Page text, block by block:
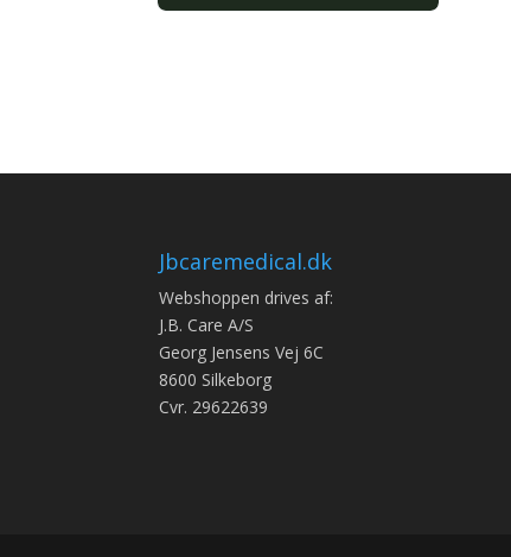
Jbcaremedical.dk
Webshoppen drives af:
J.B. Care A/S
Georg Jensens Vej 6C
8600 Silkeborg
Cvr. 29622639